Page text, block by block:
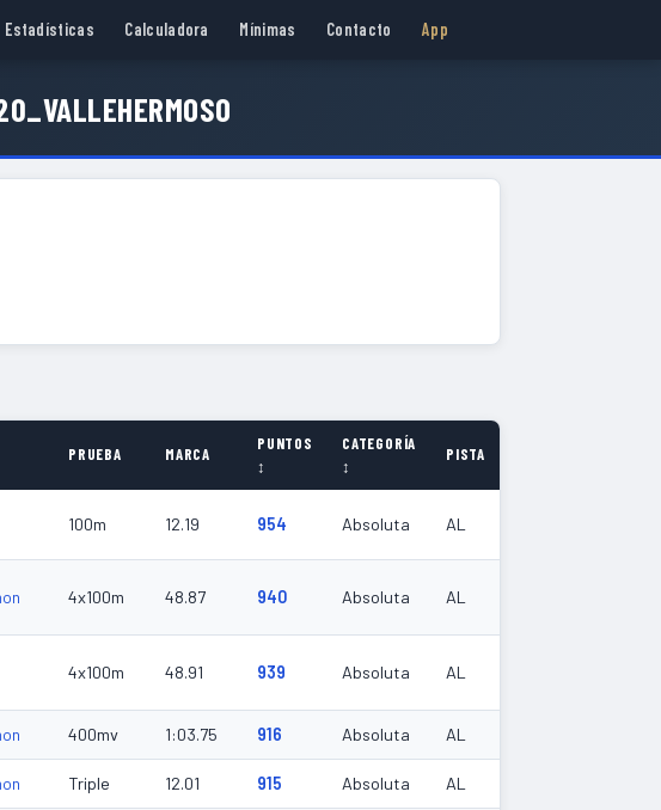
Estadísticas Calculadora Mínimas Contacto App
PRUEBA MARCA
PUNTOS
↕
CATEGORÍA
↕
PISTA
100m 12.19 954 Absoluta AL
4x100m 48.87 940 Absoluta AL
4x100m 48.91 939 Absoluta AL
400mv 1:03.75 916 Absoluta AL
Triple 12.01 915 Absoluta AL